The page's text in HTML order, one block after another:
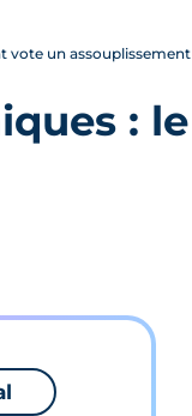
vote un assouplissement
: le